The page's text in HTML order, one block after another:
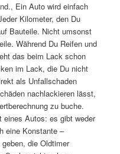
Ein Auto wird einfach
Kilometer, den Du
Bauteile. Nicht umsonst
Während Du Reifen und
das beim Lack schon
im Lack, die Du nicht
als Unfallschaden
nachlackieren lässt,
zu buche.
eines Autos: es gibt weder
eine Konstante –
die Oldtimer